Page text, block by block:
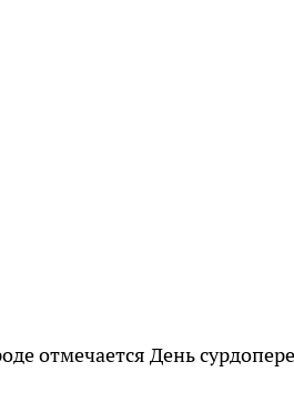
отмечается День